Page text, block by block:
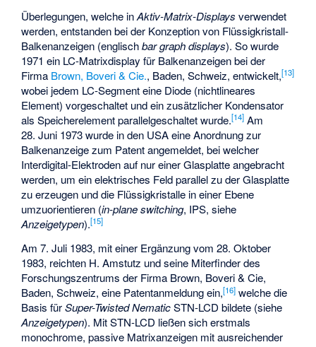
Überlegungen, welche inAktiv-Matrix-Displays verwendet
werden, entstanden bei der Konzeption von Flüssigkristall-
Balkenanzeigen (englischbar graph displays). So wurde
1971 ein LC-Matrixdisplay für Balkenanzeigen bei der
Firma Brown, Boveri & Cie., Baden, Schweiz, entwickelt,[13]
wobei jedem LC-Segment eine Diode (nichtlineares
Element) vorgeschaltet und ein zusätzlicher Kondensator
als Speicherelement parallelgeschaltet wurde.[14] Am
28. Juni 1973 wurde in den USA eine Anordnung zur
Balkenanzeige zum Patent angemeldet, bei welcher
Interdigital-Elektrodenauf nur einer Glasplatte angebracht
werden, um ein elektrisches Feld parallel zu der Glasplatte
zu erzeugen und die Flüssigkristalle in einer Ebene
umzuorientieren (in-plane switching, IPS, siehe
Anzeigetypen).[15]
Am 7. Juli 1983, mit einer Ergänzung vom 28. Oktober
1983, reichten H. Amstutz und seine Miterfinder des
Forschungszentrums der Firma Brown, Boveri & Cie,
Baden, Schweiz, eine Patentanmeldung ein,[16] welche die
Basis fürSuper-Twisted NematicSTN-LCD bildete (siehe
Anzeigetypen). Mit STN-LCD ließen sich erstmals
monochrome, passive Matrixanzeigen mit ausreichender